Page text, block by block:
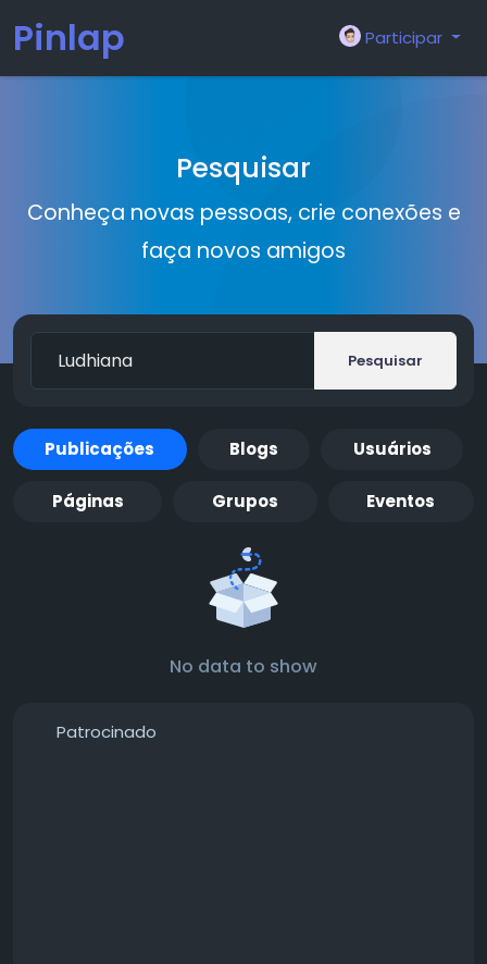
Pinlap Participar
Pesquisar
Conheça novas pessoas, crie conexões e
faça novos amigos
Pesquisar
Publicações Blogs Usuários
Páginas Grupos Eventos
No data to show
Patrocinado